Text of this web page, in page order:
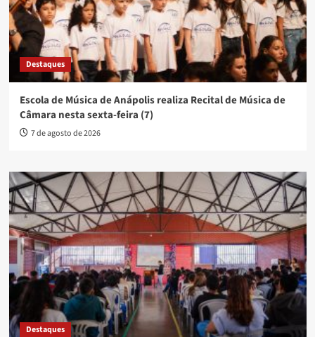
Destaques
Escola de Música de Anápolis realiza Recital de Música de
Câmara nesta sexta-feira (7)
7 de agosto de 2026
Destaques